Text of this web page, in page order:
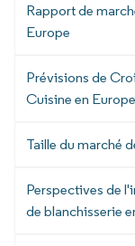
Rapport de
Europe
Prévisions de
Cuisine en Europe
Taille du marché
Perspectives de
de blanchisserie